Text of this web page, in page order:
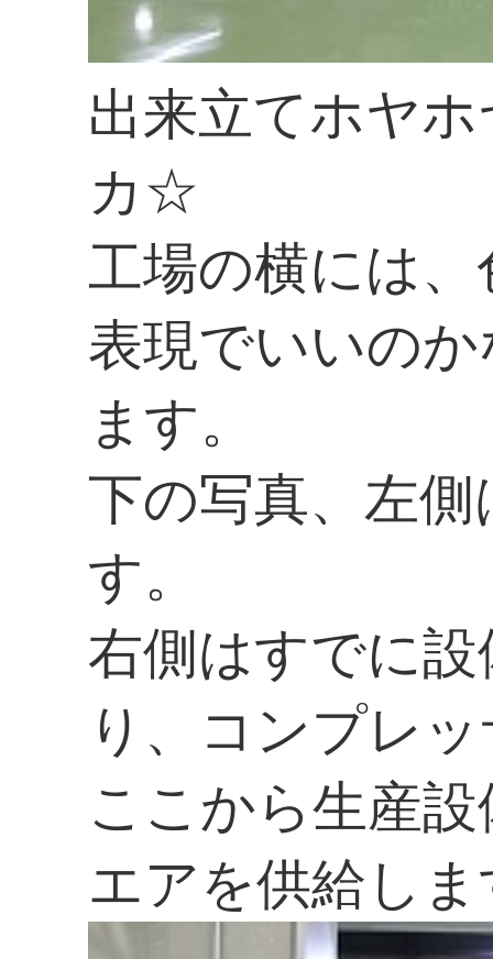
出来立てホヤ
カ☆
工場の横には
表現でいいの
ます。
下の写真、左
す。
右側はすでに
り、コンプレ
ここから生産
エアを供給し